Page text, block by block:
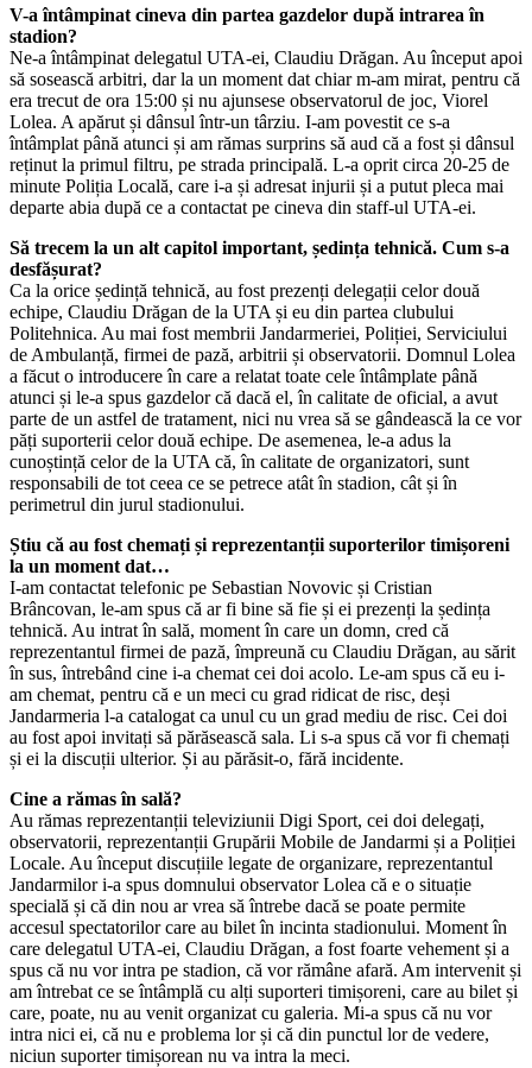
V-a întâmpinat cineva din partea gazdelor după intrarea în
stadion?
Ne-a întâmpinat delegatul UTA-ei, Claudiu Drăgan. Au început apoi
să sosească arbitri, dar la un moment dat chiar m-am mirat, pentru că
era trecut de ora 15:00 și nu ajunsese observatorul de joc, Viorel
Lolea. A apărut și dânsul într-un târziu. I-am povestit ce s-a
întâmplat până atunci și am rămas surprins să aud că a fost și dânsul
reținut la primul filtru, pe strada principală. L-a oprit circa 20-25 de
minute Poliția Locală, care i-a și adresat injurii și a putut pleca mai
departe abia după ce a contactat pe cineva din staff-ul UTA-ei.
Să trecem la un alt capitol important, ședința tehnică. Cum s-a
desfășurat?
Ca la orice ședință tehnică, au fost prezenți delegații celor două
echipe, Claudiu Drăgan de la UTA și eu din partea clubului
Politehnica. Au mai fost membrii Jandarmeriei, Poliției, Serviciului
de Ambulanță, firmei de pază, arbitrii și observatorii. Domnul Lolea
a făcut o introducere în care a relatat toate cele întâmplate până
atunci și le-a spus gazdelor că dacă el, în calitate de oficial, a avut
parte de un astfel de tratament, nici nu vrea să se gândească la ce vor
păți suporterii celor două echipe. De asemenea, le-a adus la
cunoștință celor de la UTA că, în calitate de organizatori, sunt
responsabili de tot ceea ce se petrece atât în stadion, cât și în
perimetrul din jurul stadionului.
Știu că au fost chemați și reprezentanții suporterilor timișoreni
la un moment dat…
I-am contactat telefonic pe Sebastian Novovic și Cristian
Brâncovan, le-am spus că ar fi bine să fie și ei prezenți la ședința
tehnică. Au intrat în sală, moment în care un domn, cred că
reprezentantul firmei de pază, împreună cu Claudiu Drăgan, au sărit
în sus, întrebând cine i-a chemat cei doi acolo. Le-am spus că eu i-
am chemat, pentru că e un meci cu grad ridicat de risc, deși
Jandarmeria l-a catalogat ca unul cu un grad mediu de risc. Cei doi
au fost apoi invitați să părăsească sala. Li s-a spus că vor fi chemați
și ei la discuții ulterior. Și au părăsit-o, fără incidente.
Cine a rămas în sală?
Au rămas reprezentanții televiziunii Digi Sport, cei doi delegați,
observatorii, reprezentanții Grupării Mobile de Jandarmi și a Poliției
Locale. Au început discuțiile legate de organizare, reprezentantul
Jandarmilor i-a spus domnului observator Lolea că e o situație
specială și că din nou ar vrea să întrebe dacă se poate permite
accesul spectatorilor care au bilet în incinta stadionului. Moment în
care delegatul UTA-ei, Claudiu Drăgan, a fost foarte vehement și a
spus că nu vor intra pe stadion, că vor rămâne afară. Am intervenit și
am întrebat ce se întâmplă cu alți suporteri timișoreni, care au bilet și
care, poate, nu au venit organizat cu galeria. Mi-a spus că nu vor
intra nici ei, că nu e problema lor și că din punctul lor de vedere,
niciun suporter timișorean nu va intra la meci.